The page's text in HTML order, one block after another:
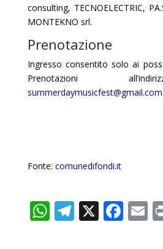
consulting, TECNOELECTRIC,
MONTEKNO srl.
Prenotazione
Ingresso consentito solo ai
Prenotazioni
summerdaymusicfest@gmail.com
Fonte: comunedifondi.it
W T X F E